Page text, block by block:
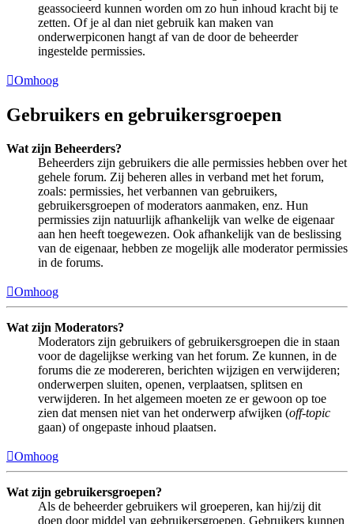
geassocieerd kunnen worden om zo hun inhoud kracht bij te
zetten. Of je al dan niet gebruik kan maken van
onderwerpiconen hangt af van de door de beheerder
ingestelde permissies.
Omhoog
Gebruikers en gebruikersgroepen
Wat zijn Beheerders?
Beheerders zijn gebruikers die alle permissies hebben over het
gehele forum. Zij beheren alles in verband met het forum,
zoals: permissies, het verbannen van gebruikers,
gebruikersgroepen of moderators aanmaken, enz. Hun
permissies zijn natuurlijk afhankelijk van welke de eigenaar
aan hen heeft toegewezen. Ook afhankelijk van de beslissing
van de eigenaar, hebben ze mogelijk alle moderator permissies
in de forums.
Omhoog
Wat zijn Moderators?
Moderators zijn gebruikers of gebruikersgroepen die in staan
voor de dagelijkse werking van het forum. Ze kunnen, in de
forums die ze modereren, berichten wijzigen en verwijderen;
onderwerpen sluiten, openen, verplaatsen, splitsen en
verwijderen. In het algemeen moeten ze er gewoon op toe
zien dat mensen niet van het onderwerp afwijken (off-topic
gaan) of ongepaste inhoud plaatsen.
Omhoog
Wat zijn gebruikersgroepen?
Als de beheerder gebruikers wil groeperen, kan hij/zij dit
doen door middel van gebruikersgroepen. Gebruikers kunnen